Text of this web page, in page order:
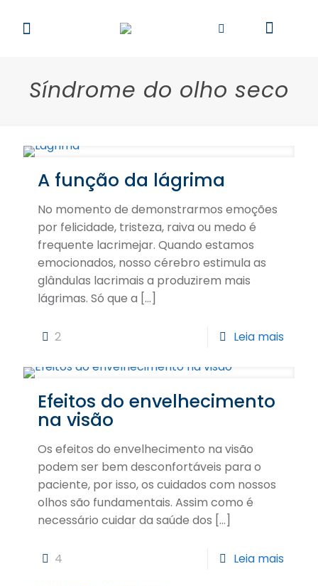
Síndrome do olho seco
A função da lágrima
No momento de demonstrarmos emoções
por felicidade, tristeza, raiva ou medo é
frequente lacrimejar. Quando estamos
emocionados, nosso cérebro estimula as
glândulas lacrimais a produzirem mais
lágrimas. Só que a […]
2 Leia mais
Efeitos do envelhecimento
na visão
Os efeitos do envelhecimento na visão
podem ser bem desconfortáveis para o
paciente, por isso, os cuidados com nossos
olhos são fundamentais. Assim como é
necessário cuidar da saúde dos […]
4 Leia mais